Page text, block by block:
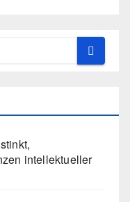
intellektueller